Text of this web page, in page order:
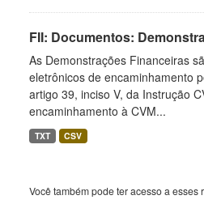
FII: Documentos:
As Demonstrações Financeiras
eletrônicos de encaminhamento
artigo 39, inciso V, da Instrução
encaminhamento à CVM...
TXT CSV
Você também pode ter acesso a esses